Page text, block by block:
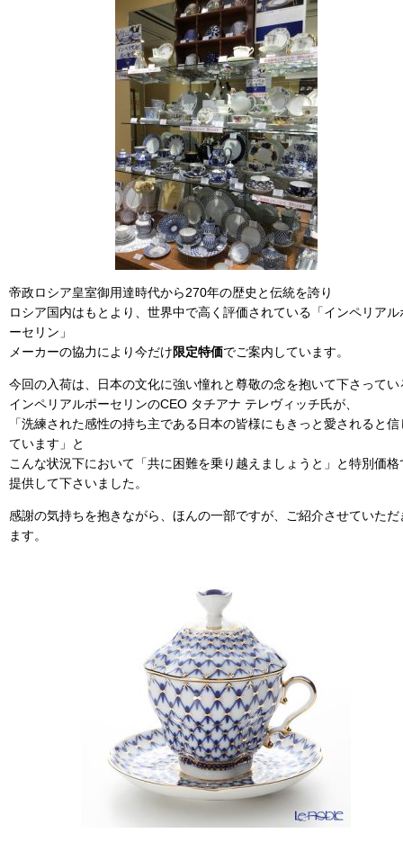
帝政ロシア皇室御用達時代から270年の歴史と伝統を誇り
ロシア国内はもとより、世界中で高く評価されている「インペリアル
ーセリン」
メーカーの協力により今だけ限定特価でご案内しています。
今回の入荷は、日本の文化に強い憧れと尊敬の念を抱いて下さってい
インペリアルポーセリンのCEO タチアナ テレヴィッチ氏が、
「洗練された感性の持ち主である日本の皆様にもきっと愛されると信
ています」と
こんな状況下において「共に困難を乗り越えましょうと」と特別価格
提供して下さいました。
感謝の気持ちを抱きながら、ほんの一部ですが、ご紹介させていただ
ます。